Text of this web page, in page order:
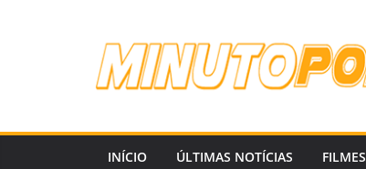
INÍCIO ÚLTIMAS NOTÍCIAS FILMES